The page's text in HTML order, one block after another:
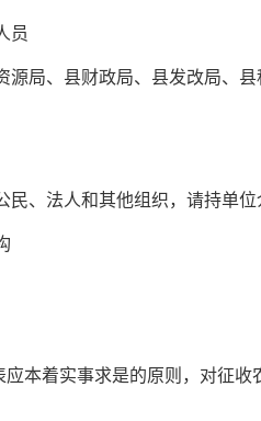
员
源局、县财政局、县发改局、
民、法人和其他组织，请持单
应本着实事求是的原则，对征